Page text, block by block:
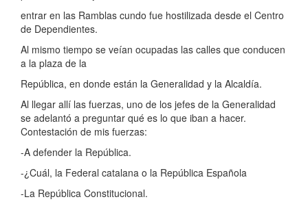
entrar en las Ramblas cundo fue hostilizada desde el Centro
de Dependientes.
Al mismo tiempo se veían ocupadas las calles que conducen
a la plaza de la
República, en donde están la Generalidad y la Alcaldía.
Al llegar allí las fuerzas, uno de los jefes de la Generalidad
se adelantó a preguntar qué es lo que iban a hacer.
Contestación de mis fuerzas:
-A defender la República.
-¿Cuál, la Federal catalana o la República Española
-La República Constitucional.